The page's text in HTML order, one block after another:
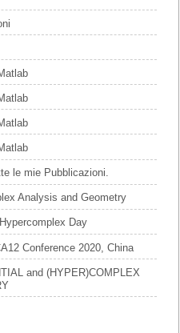
le mie Pubblicazioni.
Analysis and Geometry
Day
Conference 2020, China
and (HYPER)COMPLEX